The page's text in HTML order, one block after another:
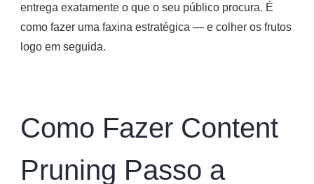
entrega exatamente o que o seu público procura. É
como fazer uma faxina estratégica — e colher os frutos
logo em seguida.
Como Fazer Content
Pruning Passo a